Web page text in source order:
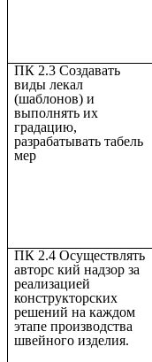
ПК 2.3 Создавать
виды лекал
(шаблонов) и
выполнять их
градацию,
разрабатывать табель
мер
ПК 2.4 Осуществлять
авторс кий надзор за
реализацией
конструкторских
решений на каждом
этапе производства
швейного изделия.